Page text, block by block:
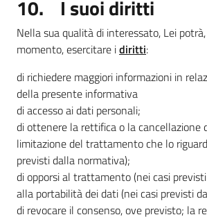
10. I suoi diritti
Nella sua qualità di interessato, Lei
momento, esercitare idiritti:
di richiedere maggiori informazioni in
della presente informativa
di accesso ai dati personali;
di ottenere la rettifica o la cancellazione
limitazione del trattamento che lo
previsti dalla normativa);
di opporsi al trattamento (nei casi
alla portabilità dei dati (nei casi previsti
di revocare il consenso, ove previsto; la